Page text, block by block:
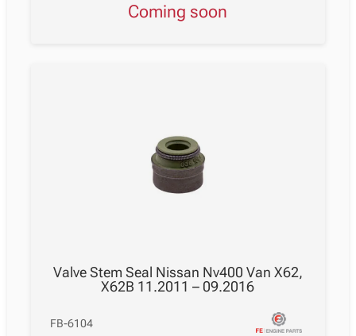
Coming soon
Valve Stem Seal Nissan Nv400 Van X62,
X62B 11.2011 – 09.2016
FB-6104